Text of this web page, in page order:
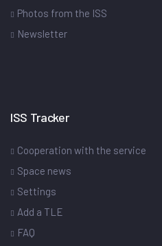
Photos from the ISS
Newsletter
ISS Tracker
Cooperation with the service
Space news
Settings
Add a TLE
FAQ